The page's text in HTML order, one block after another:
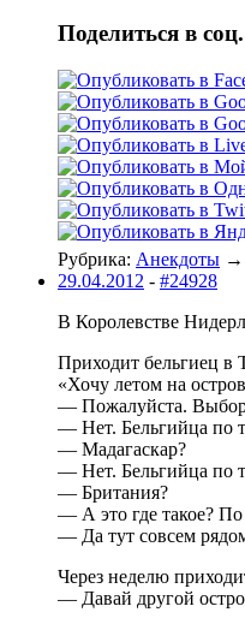
Поделиться в соц.
Рубрика: Анекдоты →
29.04.2012 - #24928
В Королевстве
Приходит бельгиец в
«Хочу летом на
— Пожалуйста.
— Нет. Бельгийца по
— Мадагаскар?
— Нет. Бельгийца по
— Британия?
— А это где такое? По
— Да тут совсем
Через неделю
— Давай другой